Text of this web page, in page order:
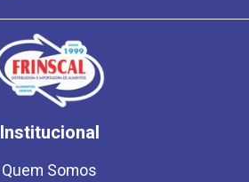
Institucional
Quem Somos